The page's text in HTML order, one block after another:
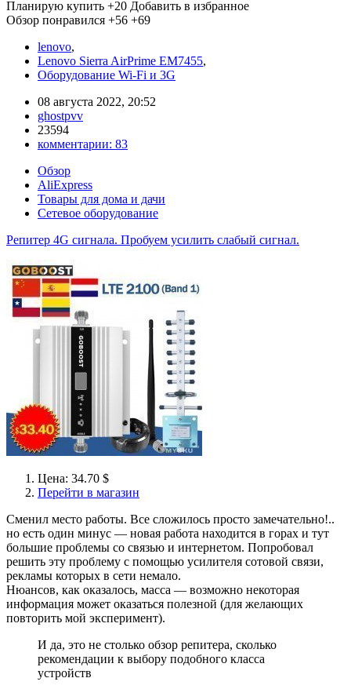
Планирую купить +20 Добавить в избранное
Обзор понравился +56 +69
lenovo,
Lenovo Sierra AirPrime EM7455,
Оборудование Wi-Fi и 3G
08 августа 2022, 20:52
ghostpvv
23594
комментарии: 83
Обзор
AliExpress
Товары для дома и дачи
Сетевое оборудование
Репитер 4G сигнала. Пробуем усилить слабый сигнал.
Цена: 34.70 $
Перейти в магазин
Сменил место работы. Все сложилось просто замечательно!..
но есть один минус — новая работа находится в горах и тут
большие проблемы со связью и интернетом. Попробовал
решить эту проблему с помощью усилителя сотовой связи,
рекламы которых в сети немало.
Нюансов, как оказалось, масса — возможно некоторая
информация может оказаться полезной (для желающих
повторить мой эксперимент).
И да, это не столько обзор репитера, сколько
рекомендации к выбору подобного класса
устройств